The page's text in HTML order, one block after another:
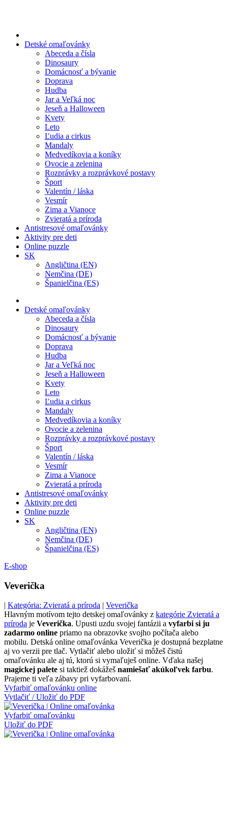
Detské omaľovánky
Abeceda a čísla
Dinosaury
Domácnosť a bývanie
Doprava
Hudba
Jar a Veľká noc
Jeseň a Halloween
Kvety
Leto
Ľudia a cirkus
Mandaly
Medvedíkovia a koníky
Ovocie a zelenina
Rozprávky a rozprávkové postavy
Šport
Valentín / láska
Vesmír
Zima a Vianoce
Zvieratá a príroda
Antistresové omaľovánky
Aktivity pre deti
Online puzzle
SK
Angličtina (EN)
Nemčina (DE)
Španielčina (ES)
Detské omaľovánky
Abeceda a čísla
Dinosaury
Domácnosť a bývanie
Doprava
Hudba
Jar a Veľká noc
Jeseň a Halloween
Kvety
Leto
Ľudia a cirkus
Mandaly
Medvedíkovia a koníky
Ovocie a zelenina
Rozprávky a rozprávkové postavy
Šport
Valentín / láska
Vesmír
Zima a Vianoce
Zvieratá a príroda
Antistresové omaľovánky
Aktivity pre deti
Online puzzle
SK
Angličtina (EN)
Nemčina (DE)
Španielčina (ES)
E-shop
Veverička
| Kategória: Zvieratá a príroda | Veverička
Hlavným motívom tejto detskej omaľovánky z kategórie Zvieratá a
príroda je Veverička. Upusti uzdu svojej fantázii a vyfarbi si ju
zadarmo online priamo na obrazovke svojho počítača alebo
mobilu. Detská online omaľovánka Veverička je dostupná bezplatne
aj vo verzii pre tlač. Vytlačiť alebo uložiť si môžeš čistú
omaľovánku ale aj tú, ktorú si vymaľuješ online. Vďaka našej
magickej palete si taktiež dokážeš namiešať akúkoľvek farbu.
Prajeme ti veľa zábavy pri vyfarbovaní.
Vyfarbiť omaľovánku online
Vytlačiť / Uložiť do PDF
Vyfarbiť omaľovánku
Uložiť do PDF